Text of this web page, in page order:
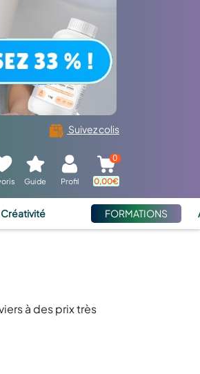
Suivez colis
Guide Profil
0
0,00€
Créativité FORMATIONS
à des prix très